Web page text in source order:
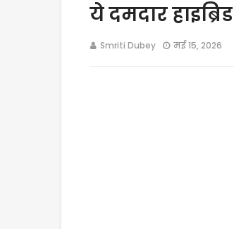
ये दमदार
Smriti Dubey मई 15, 2026